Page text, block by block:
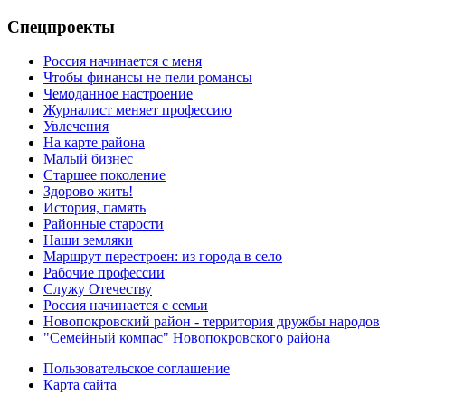
Спецпроекты
Россия начинается с меня
Чтобы финансы не пели романсы
Чемоданное настроение
Журналист меняет профессию
Увлечения
На карте района
Малый бизнес
Старшее поколение
Здорово жить!
История, память
Районные старости
Наши земляки
Маршрут перестроен: из города в село
Рабочие профессии
Служу Отечеству
Россия начинается с семьи
Новопокровский район - территория дружбы народов
"Семейный компас" Новопокровского района
Пользовательское соглашение
Карта сайта